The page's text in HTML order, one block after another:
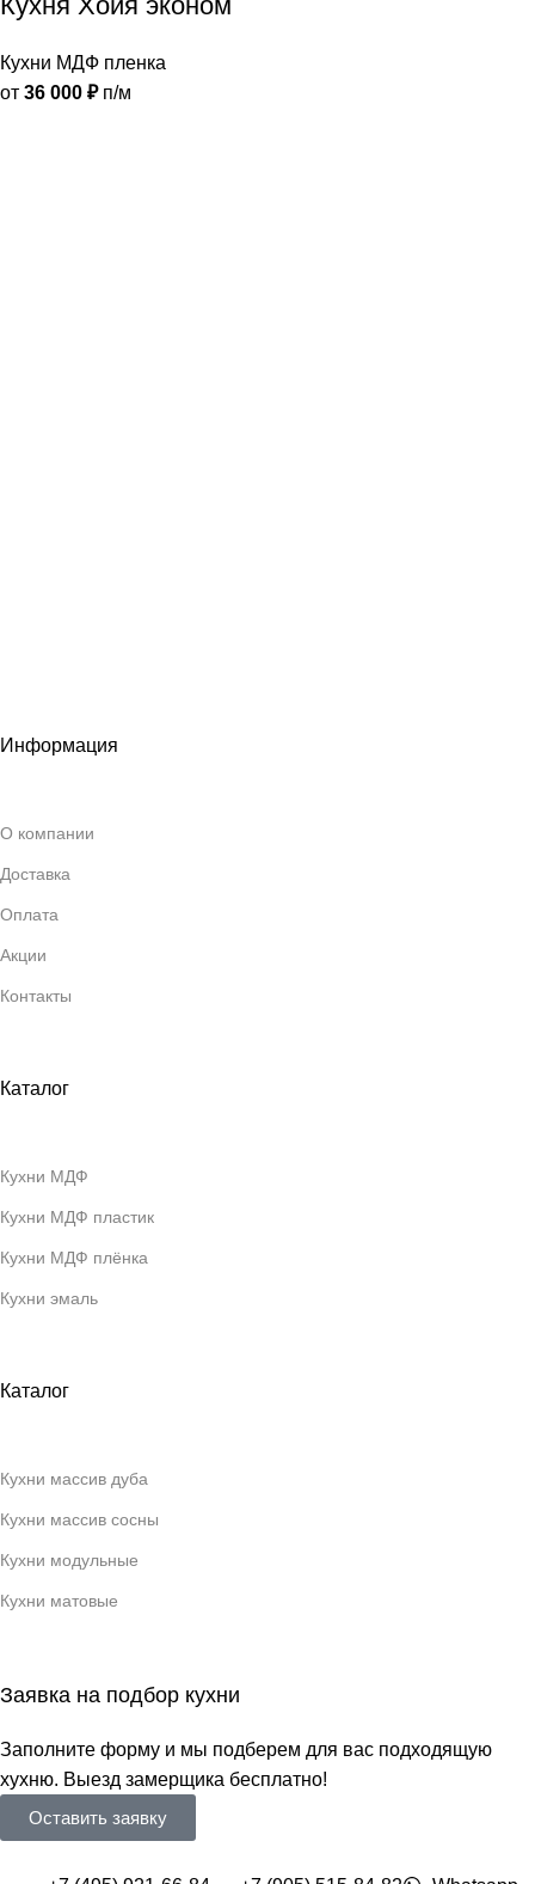
Кухни МДФ пленка
от 36 000 ₽п/м
Информация
О компании
Доставка
Оплата
Акции
Контакты
Каталог
Кухни МДФ
Кухни МДФ пластик
Кухни МДФ плёнка
Кухни эмаль
Каталог
Кухни массив дуба
Кухни массив сосны
Кухни модульные
Кухни матовые
Заявка на подбор кухни
Заполните форму и мы подберем для вас подходящую
хухню. Выезд замерщика бесплатно!
Оставить заявку